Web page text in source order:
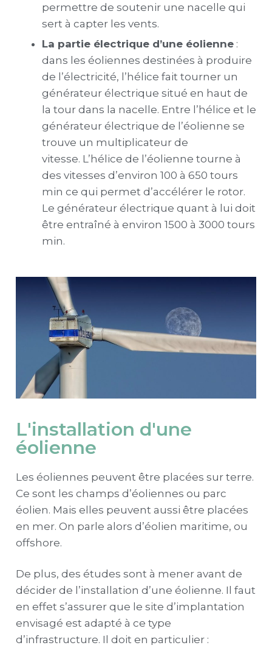
permettre de soutenir une nacelle qui
sert à capter les vents.
La partie électrique d’une éolienne:
dans les éoliennes destinées à produire
de l’électricité, l’hélice fait tourner un
générateur électrique situé en haut de
la tour dans la nacelle. Entre l’hélice et le
générateur électrique de l’éolienne se
trouve un multiplicateur de
vitesse. L’hélice de l’éolienne tourne à
des vitesses d’environ 100 à 650 tours
min ce qui permet d’accélérer le rotor.
Le générateur électrique quant à lui doit
être entraîné à environ 1500 à 3000 tours
min.
L'installation d'une
éolienne
Les éoliennes peuvent être placées sur terre.
Ce sont les champs d’éoliennes ou parc
éolien. Mais elles peuvent aussi être placées
en mer. On parle alors d’éolien maritime, ou
offshore.
De plus, des études sont à mener avant de
décider de l’installation d’une éolienne. Il faut
en effet s’assurer que le site d’implantation
envisagé est adapté à ce type
d’infrastructure. Il doit en particulier :